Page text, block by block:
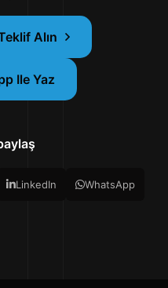
Alın
Ile Yaz
LinkedIn WhatsApp